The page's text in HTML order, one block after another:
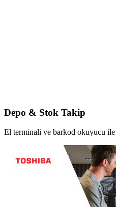
Depo & Stok Takip
El terminali ve barkod okuyucu ile